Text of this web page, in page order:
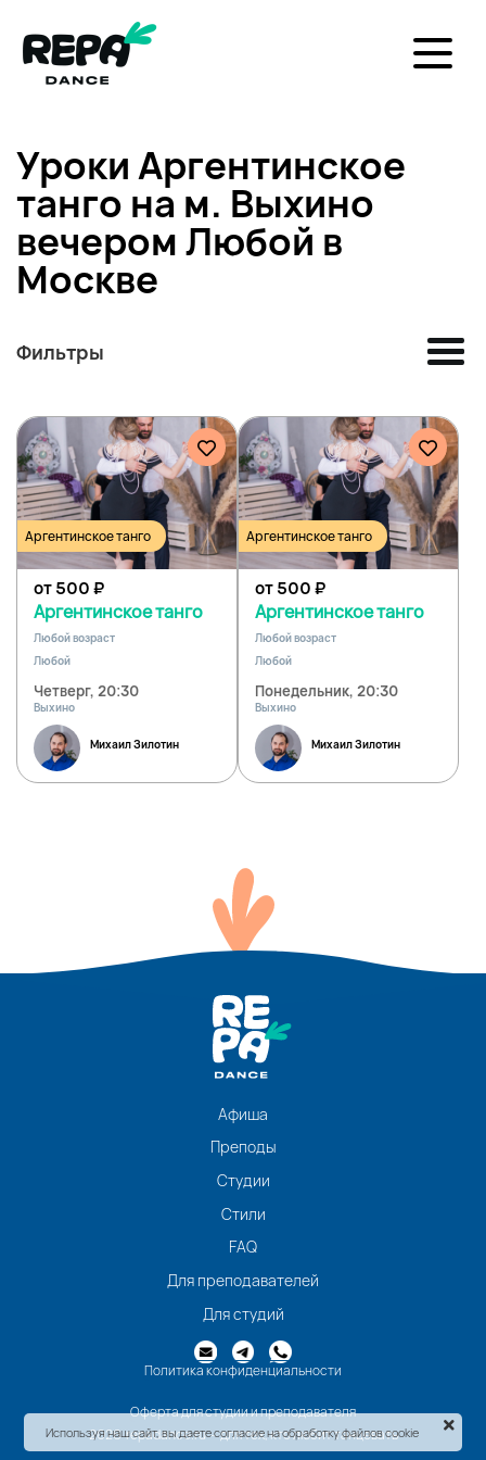
Уроки Аргентинское
танго на м. Выхино
вечером Любой в
Москве
Фильтры
Аргентинское танго
от 500₽
Аргентинское танго
Любой возраст
Любой
Четверг, 20:30
Выхино
Михаил Зилотин
Аргентинское танго
от 500₽
Аргентинское танго
Любой возраст
Любой
Понедельник, 20:30
Выхино
Михаил Зилотин
Афиша
Преподы
Студии
Стили
FAQ
Для преподавателей
Для студий
Политика конфиденциальности
Оферта для студии и преподавателя
2026 repadance.ru - для тех, кто любит танцевать
Используя наш сайт, вы даете согласие на обработку файлов cookie